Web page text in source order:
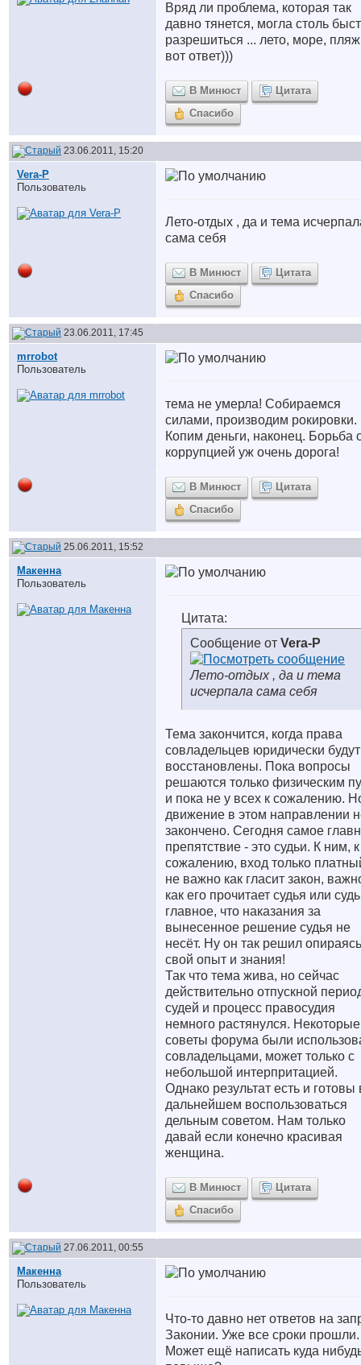
Вряд ли проблема, которая так
давно тянется, могла столь
разрешиться ... лето, море,
вот ответ)))
В Минюст
Цитата
Спасибо
23.06.2011, 15:20
Vera-P
Пользователь
Лето-отдых , да и тема
сама себя
В Минюст
Цитата
Спасибо
23.06.2011, 17:45
mrrobot
Пользователь
тема не умерла! Собираемся
силами, производим рокировки.
Копим деньги, наконец. Борьба
коррупцией уж очень дорога!
В Минюст
Цитата
Спасибо
25.06.2011, 15:52
Макенна
Пользователь
Цитата:
Сообщение от Vera-P
Лето-отдых , да и тема
исчерпала сама себя
Тема закончится, когда права
совладельцев юридически будут
восстановлены. Пока вопросы
решаются только физическим
и пока не у всех к сожалению.
движение в этом направлении
закончено. Сегодня самое
препятствие - это судьи. К ним, к
сожалению, вход только
не важно как гласит закон,
как его прочитает судья или
главное, что наказания за
вынесенное решение судья не
несёт. Ну он так решил
свой опыт и знания!
Так что тема жива, но сейчас
действительно отпускной
судей и процесс правосудия
немного растянулся. Некоторые
советы форума были
совладельцами, может только с
небольшой интерпритацией.
Однако результат есть и готовы
дальнейшем воспользоваться
дельным советом. Нам только
давай если конечно красивая
женщина.
В Минюст
Цитата
Спасибо
27.06.2011, 00:55
Макенна
Пользователь
Что-то давно нет ответов на
Законии. Уже все сроки прошли.
Может ещё написать куда